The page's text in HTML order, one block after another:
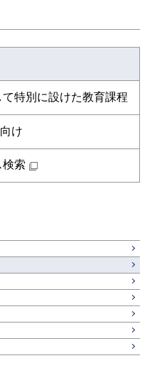
工学院，環境・社会
ーシップ科目
特別に設けた教育課程
け
検索